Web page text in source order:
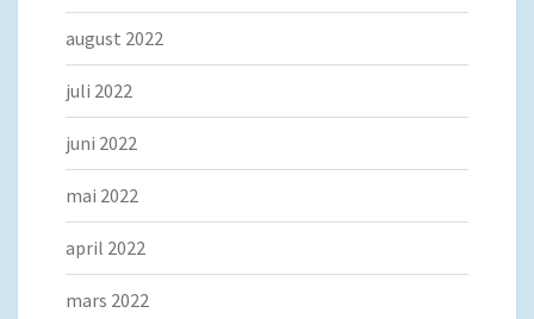
august 2022
juli 2022
juni 2022
mai 2022
april 2022
mars 2022